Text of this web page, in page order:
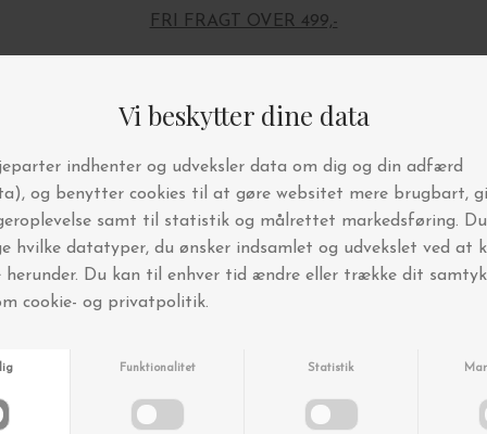
FRI FRAGT OVER 499,-
Andre købte også